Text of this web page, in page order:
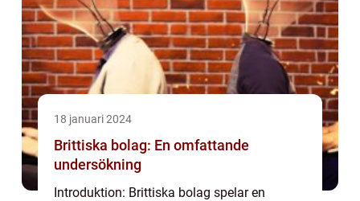
18 januari 2024
Brittiska bolag: En omfattande
undersökning
Introduktion: Brittiska bolag spelar en